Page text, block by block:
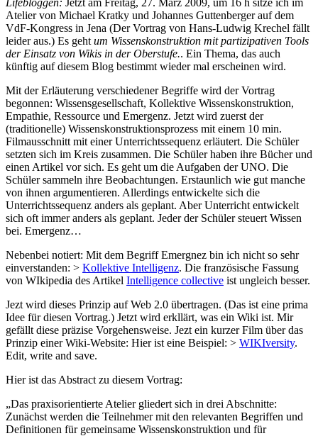
Lifebloggen: Jetzt am Freitag, 27. März 2009, um 16 h sitze ich im
Atelier von Michael Kratky und Johannes Guttenberger auf dem
VdF-Kongress in Jena (Der Vortrag von Hans-Ludwig Krechel fällt
leider aus.) Es gehtum Wissenskonstruktion mit partizipativen Tools
der Einsatz von Wikis in der Oberstufe.. Ein Thema, das auch
künftig auf diesem Blog bestimmt wieder mal erscheinen wird.
Mit der Erläuterung verschiedener Begriffe wird der Vortrag
begonnen: Wissensgesellschaft, Kollektive Wissenskonstruktion,
Empathie, Ressource und Emergenz. Jetzt wird zuerst der
(traditionelle) Wissenskonstruktionsprozess mit einem 10 min.
Filmausschnitt mit einer Unterrichtssequenz erläutert. Die Schüler
setzten sich im Kreis zusammen. Die Schüler haben ihre Bücher und
einen Artikel vor sich. Es geht um die Aufgaben der UNO. Die
Schüler sammeln ihre Beobachtungen. Erstaunlich wie gut manche
von ihnen argumentieren. Allerdings entwickelte sich die
Unterrichtssequenz anders als geplant. Aber Unterricht entwickelt
sich oft immer anders als geplant. Jeder der Schüler steuert Wissen
bei. Emergenz…
Nebenbei notiert: Mit dem Begriff Emergnez bin ich nicht so sehr
einverstanden: > Kollektive Intelligenz. Die französische Fassung
von WIkipedia des Artikel Intelligence collective ist ungleich besser.
Jezt wird dieses Prinzip auf Web 2.0 übertragen. (Das ist eine prima
Idee für diesen Vortrag.) Jetzt wird erkllärt, was ein Wiki ist. Mir
gefällt diese präzise Vorgehensweise. Jezt ein kurzer Film über das
Prinzip einer Wiki-Website: Hier ist eine Beispiel: > WIKIversity.
Edit, write and save.
Hier ist das Abstract zu diesem Vortrag:
„Das praxisorientierte Atelier gliedert sich in drei Abschnitte:
Zunächst werden die Teilnehmer mit den relevanten Begriffen und
Definitionen für gemeinsame Wissenskonstruktion und für